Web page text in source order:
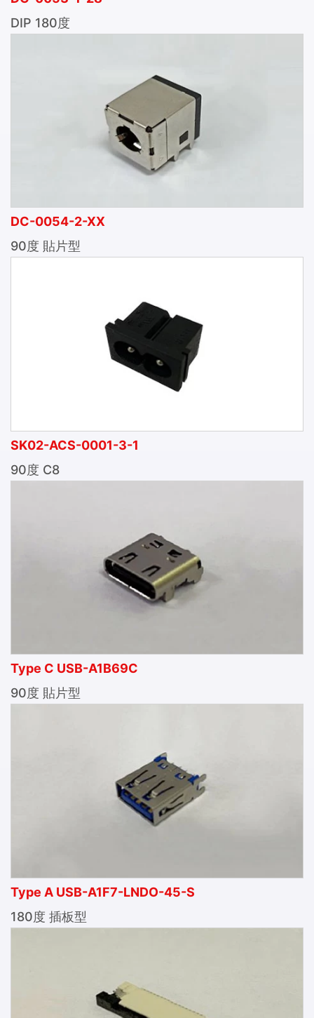
DIP 180度
DC-0054-2-XX
90度 貼片型
SK02-ACS-0001-3-1
90度 C8
Type C USB-A1B69C
90度 貼片型
Type A USB-A1F7-LNDO-45-S
180度 插板型